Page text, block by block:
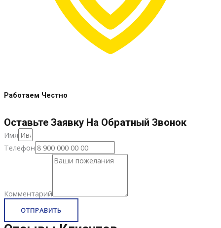
Работаем Честно
Оставьте Заявку На Обратный Звонок
Имя
Телефон
Комментарий
ОТПРАВИТЬ